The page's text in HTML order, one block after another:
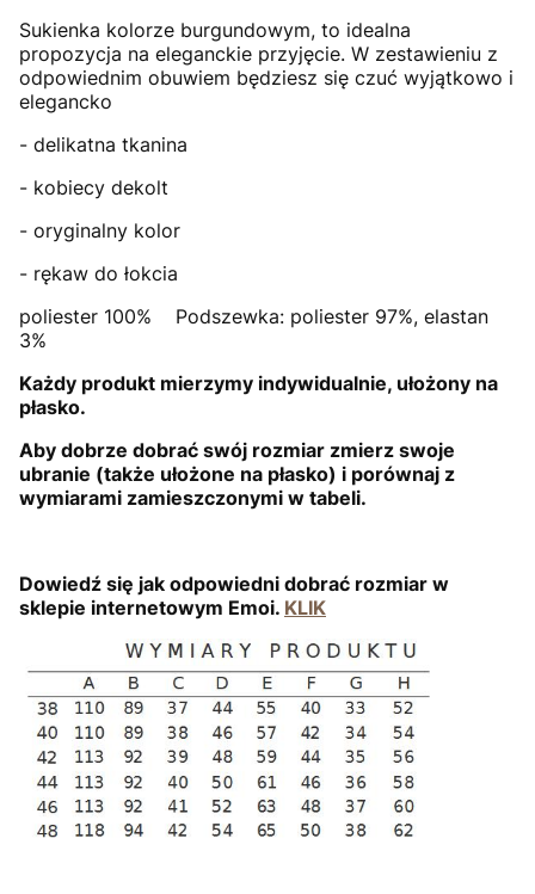
Sukienka kolorze burgundowym, to idealna
propozycja na eleganckie przyjęcie. W zestawieniu z
odpowiednim obuwiem będziesz się czuć wyjątkowo i
elegancko
- delikatna tkanina
- kobiecy dekolt
- oryginalny kolor
- rękaw do łokcia
poliester 100% Podszewka: poliester 97%, elastan
3%
Każdy produkt mierzymy indywidualnie, ułożony na
płasko.
Aby dobrze dobrać swój rozmiar zmierz swoje
ubranie (także ułożone na płasko) i porównaj z
wymiarami zamieszczonymi w tabeli.
Dowiedź się jak odpowiedni dobrać rozmiar w
sklepie internetowym Emoi. KLIK